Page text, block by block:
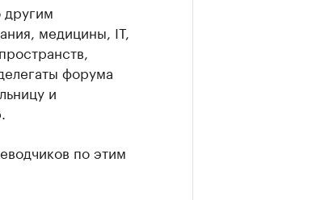
медицины, IT,
форума
и
по этим